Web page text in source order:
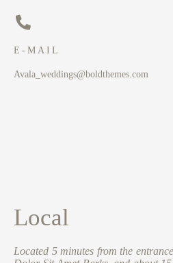
E-MAIL
Avala_weddings@boldthemes.com
Local
Located 5 minutes from the